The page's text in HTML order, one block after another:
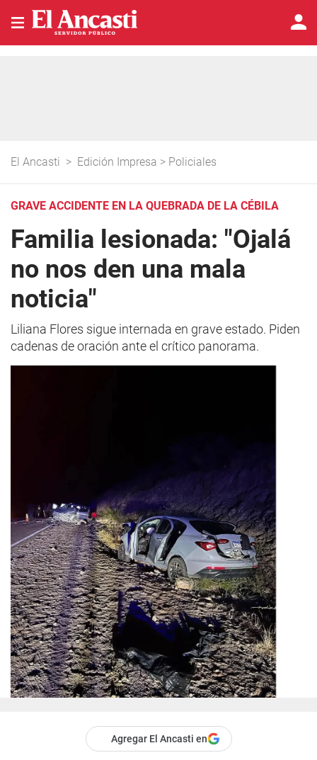
El Ancasti > Edición Impresa > Policiales
GRAVE ACCIDENTE EN LA QUEBRADA DE LA CÉBILA
Familia lesionada: "Ojalá
no nos den una mala
noticia"
Liliana Flores sigue internada en grave estado. Piden
cadenas de oración ante el crítico panorama.
Agregar El Ancasti en